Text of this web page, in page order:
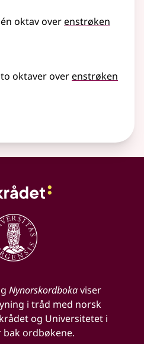
oktav overenstrøken
oktaver overenstrøken
Nynorskordbokaviser
i tråd med norsk
og Universitetet i
bak ordbøkene.